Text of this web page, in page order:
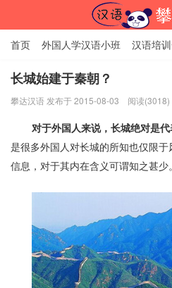
首页 外国人学汉语小班 汉语培
中国文化体验课 HSK考试时间
关于我们 加入【攀达汉语】
长城始建于秦朝？
攀达汉语 发布于 2015-08-03 阅读(3018)
对于外国人来说，长城绝对是代
是很多外国人对长城的所知也仅限
信息，对于其内在含义可谓知之甚少。